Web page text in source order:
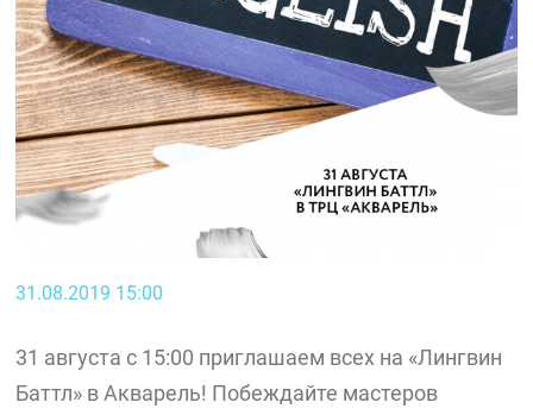
31.08.2019 15:00
31 августа с 15:00 приглашаем всех на «Лингвин
Баттл» в Акварель! Побеждайте мастеров